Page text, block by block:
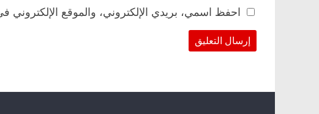
احفظ اسمي، بريدي الإلكتروني، والموقع الإلكتروني